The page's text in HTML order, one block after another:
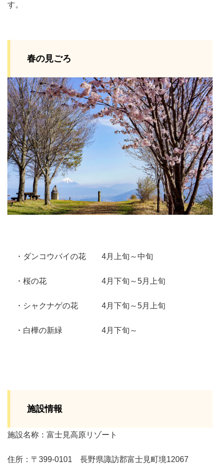
す。
春の見ごろ
・ダンコウバイの花 4月上旬～中旬
・桜の花 4月下旬～5月上旬
・シャクナゲの花 4月下旬～5月上旬
・白樺の新緑 4月下旬～
施設情報
施設名称：富士見高原リゾート
住所：〒399-0101 長野県諏訪郡富士見町境12067